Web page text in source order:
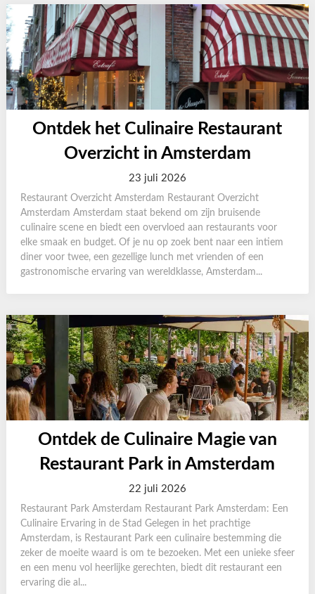
Ontdek het Culinaire Restaurant
Overzicht in Amsterdam
23 juli 2026
Restaurant Overzicht Amsterdam Restaurant Overzicht
Amsterdam Amsterdam staat bekend om zijn bruisende
culinaire scene en biedt een overvloed aan restaurants voor
elke smaak en budget. Of je nu op zoek bent naar een intiem
diner voor twee, een gezellige lunch met vrienden of een
gastronomische ervaring van wereldklasse, Amsterdam...
Ontdek de Culinaire Magie van
Restaurant Park in Amsterdam
22 juli 2026
Restaurant Park Amsterdam Restaurant Park Amsterdam: Een
Culinaire Ervaring in de Stad Gelegen in het prachtige
Amsterdam, is Restaurant Park een culinaire bestemming die
zeker de moeite waard is om te bezoeken. Met een unieke sfeer
en een menu vol heerlijke gerechten, biedt dit restaurant een
ervaring die al...